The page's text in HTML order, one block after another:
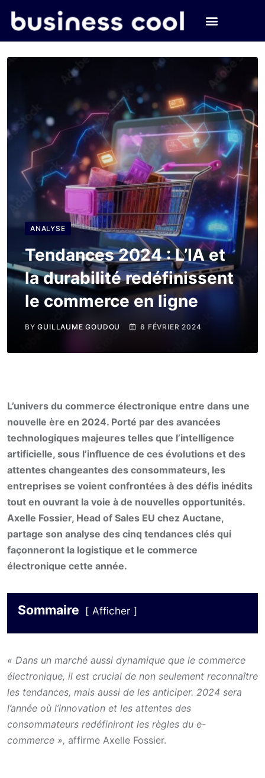
ANALYSE
Tendances 2024 : L’IA et
la durabilité redéfinissent
le commerce en ligne
BYGUILLAUME GOUDOU 8 FÉVRIER 2024
L’univers du commerce électronique entre dans une
nouvelle ère en 2024. Porté par des avancées
technologiques majeures telles que l’intelligence
artificielle, sous l’influence de ces évolutions et des
attentes changeantes des consommateurs, les
entreprises se voient confrontées à des défis inédits
tout en ouvrant la voie à de nouvelles opportunités.
Axelle Fossier, Head of Sales EU chez Auctane,
partage son analyse des cinq tendances clés qui
façonneront la logistique et le commerce
électronique cette année.
Sommaire Afficher
« Dans un marché aussi dynamique que le commerce
électronique, il est crucial de non seulement reconnaître
les tendances, mais aussi de les anticiper. 2024 sera
l’année où l’innovation et les attentes des
consommateurs redéfiniront les règles du e-
commerce », affirme Axelle Fossier.